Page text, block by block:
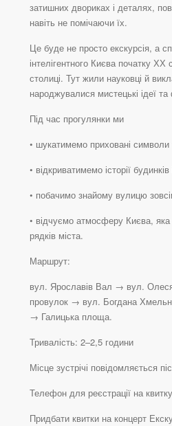
затишних двориках і деталях,
навіть не помічаючи їх.
Це буде не просто екскурсія, а
інтелігентного Києва початку
столиці. Тут жили науковці й
народжувалися мистецькі ідеї
Під час прогулянки ми
• шукатимемо приховані символи
• відкриватимемо історії
• побачимо знайому вулицю
• відчуємо атмосферу Києва,
рядків міста.
Маршрут:
вул. Ярославів Вал → вул.
провулок → вул. Богдана
→ Галицька площа.
Тривалість: 2–2,5 години
Місце зустрічі повідомляється
Телефон для реєстрації на квитку
Придбати квитки на концерт